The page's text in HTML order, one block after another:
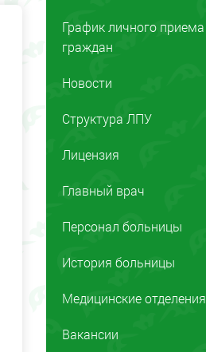
График личного приема
граждан
Новости
Структура ЛПУ
Лицензия
Главный врач
Персонал больницы
История больницы
Медицинские отделения
Вакансии